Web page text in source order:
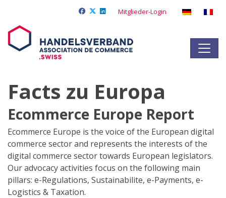
Mitglieder-Login
Facts zu Europa
Ecommerce Europe Report
Ecommerce Europe is the voice of the European digital
commerce sector and represents the interests of the
digital commerce sector towards European legislators.
Our advocacy activities focus on the following main
pillars: e-Regulations, Sustainabilite, e-Payments, e-
Logistics & Taxation.